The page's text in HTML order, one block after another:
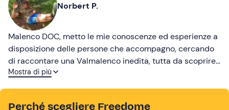
Norbert P.
Malenco DOC, metto le mie conoscenze ed esperienze a
disposizione delle persone che accompagno, cercando
di raccontare una Valmalenco inedita, tutta da scoprire
e amare.
Mostra di più
Perché scegliere Freedome